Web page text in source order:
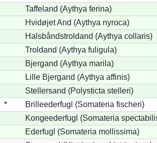
Taffeland (Aythya ferina)
Hvidøjet And (Aythya nyroca)
Halsbåndstroldand (Aythya collaris)
Troldand (Aythya fuligula)
Bjergand (Aythya marila)
Lille Bjergand (Aythya affinis)
Stellersand (Polysticta stelleri)
*
Brilleederfugl (Somateria fischeri)
Kongeederfugl (Somateria
Ederfugl (Somateria mollissima)